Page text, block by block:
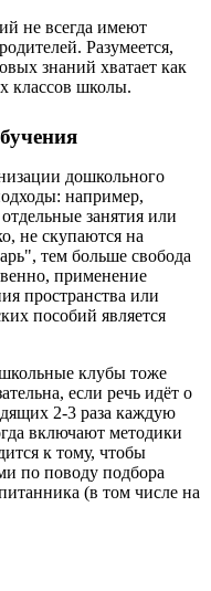
не всегда имеют
Разумеется,
знаний хватает как
классов школы.
дошкольного
например,
занятия или
не скупаются на
тем больше свобода
применение
пространства или
пособий является
клубы тоже
если речь идёт о
2-3 раза каждую
включают методики
к тому, чтобы
по поводу подбора
(в том числе на